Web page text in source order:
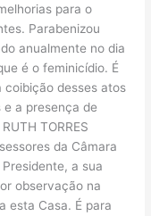
para o
Parabenizou
anualmente no dia
é o feminicídio. É
coibição desses atos
a presença de
TORRES
da Câmara
a sua
observação na
esta Casa. É para